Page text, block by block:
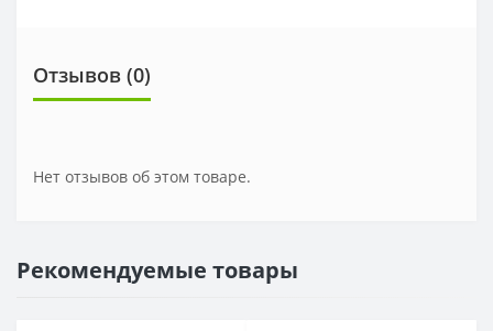
Отзывов (0)
Нет отзывов об этом товаре.
Рекомендуемые товары